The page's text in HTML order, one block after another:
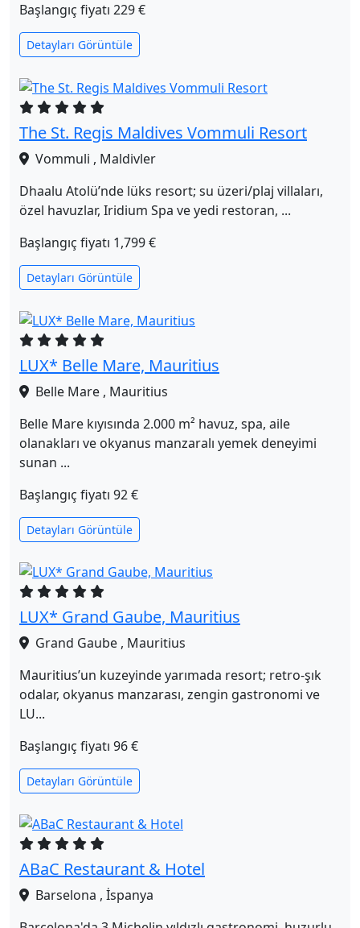
Başlangıç fiyatı 229 €
Detayları Görüntüle
The St. Regis Maldives Vommuli Resort
Vommuli , Maldivler
Dhaalu Atolü’nde lüks resort; su üzeri/plaj villaları,
özel havuzlar, Iridium Spa ve yedi restoran, ...
Başlangıç fiyatı 1,799 €
Detayları Görüntüle
LUX* Belle Mare, Mauritius
Belle Mare , Mauritius
Belle Mare kıyısında 2.000 m² havuz, spa, aile
olanakları ve okyanus manzaralı yemek deneyimi
sunan ...
Başlangıç fiyatı 92 €
Detayları Görüntüle
LUX* Grand Gaube, Mauritius
Grand Gaube , Mauritius
Mauritius’un kuzeyinde yarımada resort; retro‑şık
odalar, okyanus manzarası, zengin gastronomi ve
LU...
Başlangıç fiyatı 96 €
Detayları Görüntüle
ABaC Restaurant & Hotel
Barselona , İspanya